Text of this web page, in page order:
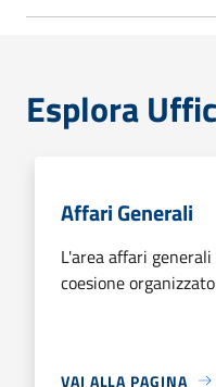
Esplora
Affari Generali
L'area affari
coesione
VAI ALLA PAGINA